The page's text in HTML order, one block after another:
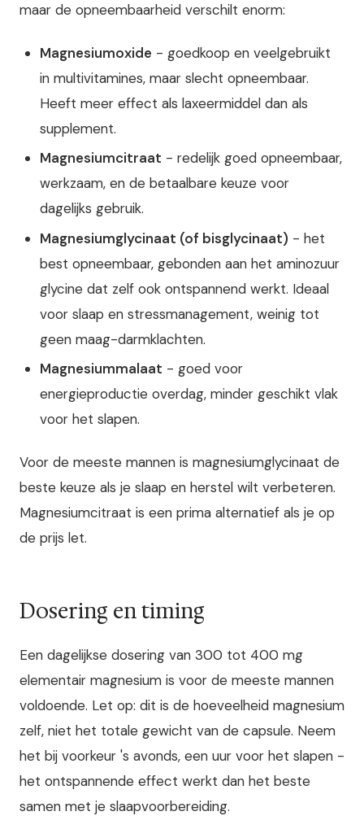
maar de opneembaarheid verschilt enorm:
Magnesiumoxide - goedkoop en veelgebruikt
in multivitamines, maar slecht opneembaar.
Heeft meer effect als laxeermiddel dan als
supplement.
Magnesiumcitraat - redelijk goed opneembaar,
werkzaam, en de betaalbare keuze voor
dagelijks gebruik.
Magnesiumglycinaat (of bisglycinaat) - het
best opneembaar, gebonden aan het aminozuur
glycine dat zelf ook ontspannend werkt. Ideaal
voor slaap en stressmanagement, weinig tot
geen maag-darmklachten.
Magnesiummalaat - goed voor
energieproductie overdag, minder geschikt vlak
voor het slapen.
Voor de meeste mannen is magnesiumglycinaat de
beste keuze als je slaap en herstel wilt verbeteren.
Magnesiumcitraat is een prima alternatief als je op
de prijs let.
Dosering en timing
Een dagelijkse dosering van 300 tot 400 mg
elementair magnesium is voor de meeste mannen
voldoende. Let op: dit is de hoeveelheid magnesium
zelf, niet het totale gewicht van de capsule. Neem
het bij voorkeur 's avonds, een uur voor het slapen -
het ontspannende effect werkt dan het beste
samen met je slaapvoorbereiding.